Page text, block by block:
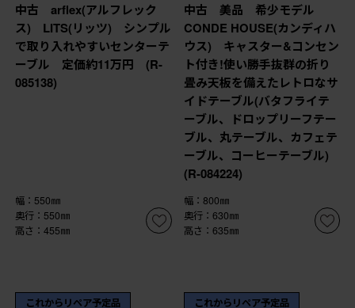
中古 arflex(アルフレック
ス) LITS(リッツ) シンプル
で取り入れやすいセンターテ
ーブル 定価約11万円 (R-
085138)
幅：550㎜
奥行：550㎜
高さ：455㎜
中古 美品 希少モデル
CONDE HOUSE(カンディハ
ウス) キャスター&コンセン
ト付き!使い勝手抜群の折り
畳み天板を備えたレトロなサ
イドテーブル(バタフライテ
ーブル、ドロップリーフテー
ブル、丸テーブル、カフェテ
ーブル、コーヒーテーブル)
(R-084224)
幅：800㎜
奥行：630㎜
高さ：635㎜
これからリペア予定品 これからリペア予定品